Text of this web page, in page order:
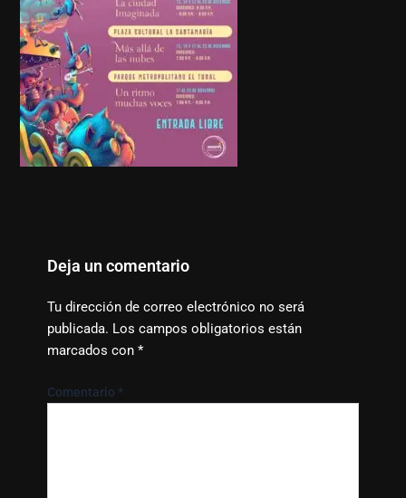
Deja un comentario
Tu dirección de correo electrónico no será
publicada. Los campos obligatorios están
marcados con *
Comentario *